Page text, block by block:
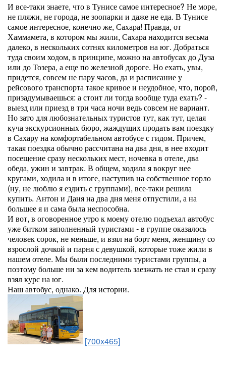
И все-таки знаете, что в Тунисе самое интересное? Не море,
не пляжи, не города, не зоопарки и даже не еда. В Тунисе
самое интересное, конечно же, Сахара! Правда, от
Хаммамета, в котором мы жили, Сахара находится весьма
далеко, в нескольких сотнях километров на юг. Добраться
туда своим ходом, в принципе, можно на автобусах до Дуза
или до Тозера, а еще по железной дороге. Но ехать, увы,
придется, совсем не пару часов, да и расписание у
рейсового транспорта такое кривое и неудобное, что, порой,
призадумываешься: а стоит ли тогда вообще туда ехать? -
выезд или приезд в три часа ночи ведь совсем не вариант.
Но зато для любознательных туристов тут, как тут, целая
куча экскурсионных бюро, жаждущих продать вам поездку
в Сахару на комфортабельном автобусе с гидом. Причем,
такая поездка обычно рассчитана на два дня, в нее входит
посещение сразу нескольких мест, ночевка в отеле, два
обеда, ужин и завтрак. В общем, ходила я вокруг нее
кругами, ходила и в итоге, наступив на собственное горло
(ну, не люблю я ездить с группами), все-таки решила
купить. Антон и Даня на два дня меня отпустили, а на
большее я и сама была неспособна.
И вот, в оговоренное утро к моему отелю подъехал автобус
уже битком заполненный туристами - в группе оказалось
человек сорок, не меньше, и взял на борт меня, женщину со
взрослой дочкой и парня с девушкой, которые тоже жили в
нашем отеле. Мы были последними туристами группы, а
поэтому больше ни за кем водитель заезжать не стал и сразу
взял курс на юг.
Наш автобус, однако. Для истории.
[700x465]